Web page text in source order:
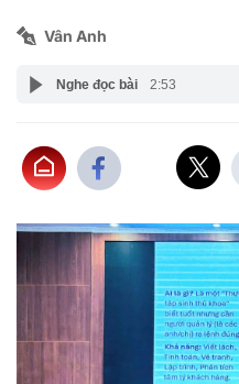
Vân Anh
Nghe đọc bài 2:53